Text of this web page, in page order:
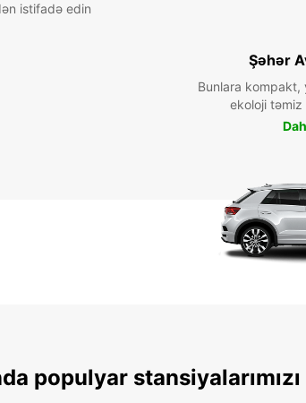
istifadə edin
Şəhər
Bunlara
ekoloji təmiz
populyar